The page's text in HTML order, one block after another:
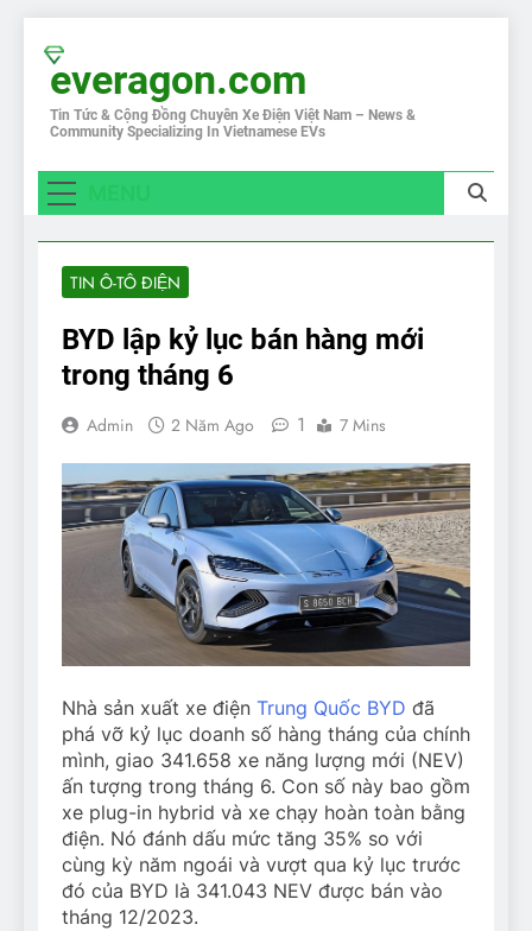
content
everagon.com
Tin Tức & Cộng Đồng Chuyên Xe Điện Việt Nam – News &
Community Specializing In Vietnamese EVs
TIN Ô-TÔ ĐIỆN
BYD lập kỷ lục bán hàng mới
trong tháng 6
Admin 2 Năm Ago 1 7 Mins
Nhà sản xuất xe điện Trung Quốc BYD đã
phá vỡ kỷ lục doanh số hàng tháng của chính
mình, giao 341.658 xe năng lượng mới (NEV)
ấn tượng trong tháng 6. Con số này bao gồm
xe plug-in hybrid và xe chạy hoàn toàn bằng
điện. Nó đánh dấu mức tăng 35% so với
cùng kỳ năm ngoái và vượt qua kỷ lục trước
đó của BYD là 341.043 NEV được bán vào
tháng 12/2023.